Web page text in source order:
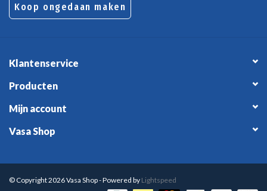
Koop ongedaan maken
Klantenservice
Producten
Mijn account
Vasa Shop
© Copyright 2026 Vasa Shop - Powered by Lightspeed